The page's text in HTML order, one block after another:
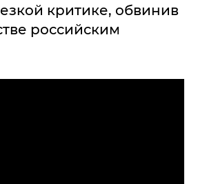
критике, обвинив
российским